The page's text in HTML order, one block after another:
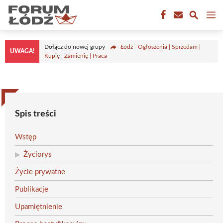
Przejdź
treści
UWAGA!
Dołącz do nowej grupy
Łódź - Ogłoszenia | Sprzedam |
Kupię | Zamienię | Praca
Spis treści
Wstęp
Życiorys
Życie prywatne
Publikacje
Upamiętnienie